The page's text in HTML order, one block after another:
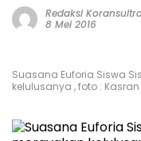
Redaksi
8 Mei 2016
Suasana Euforia Siswa
kelulusanya , foto : Kasran